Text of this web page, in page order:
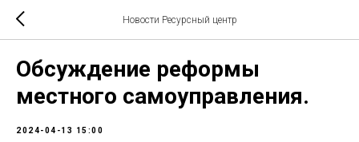
Новости Ресурсный центр
Обсуждение реформы
местного самоуправления.
2024-04-13 15:00